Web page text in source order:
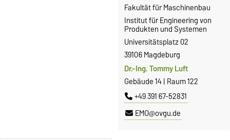
Fakultät für Maschinenbau
Institut für Engineering von
Produkten und Systemen
Universitätsplatz 02
39106 Magdeburg
Dr.-Ing. Tommy Luft
Gebäude 14 | Raum 122
+49 391 67-52831
EMO@ovgu.de